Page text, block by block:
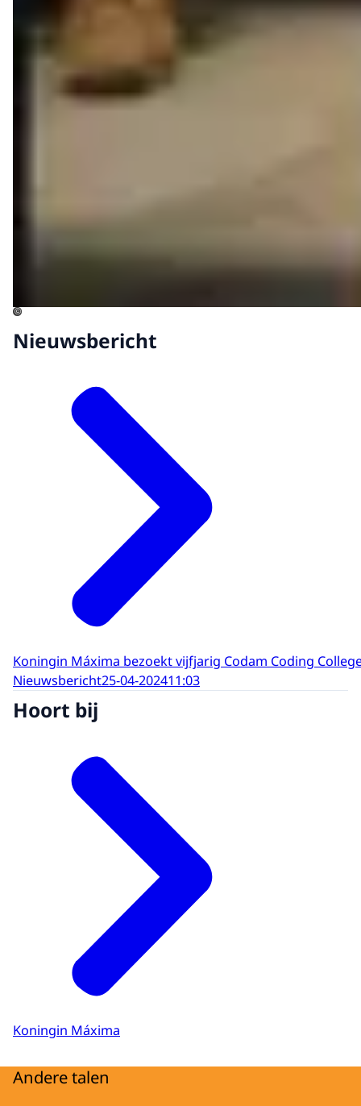
©
Nieuwsbericht
Koningin Máxima bezoekt vijfjarig Codam Coding
Nieuwsbericht25-04-202411:03
Hoort bij
Koningin Máxima
Andere talen